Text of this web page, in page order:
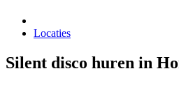
Locaties
Silent disco huren in